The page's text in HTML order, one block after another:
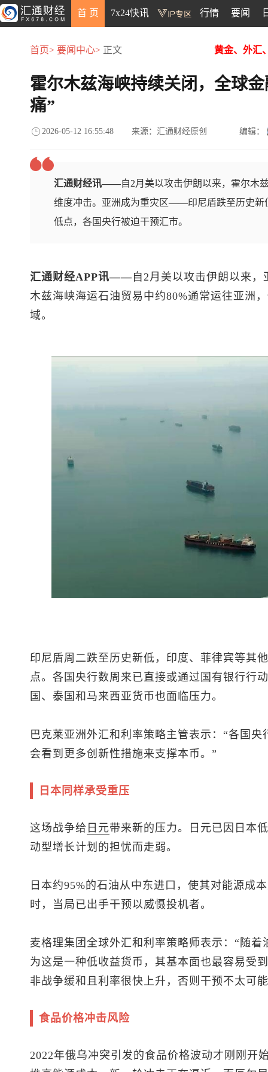
首 页 7x24快讯 行情 要闻
首页> 要闻中心> 正文 黄金、外汇
霍尔木兹海峡持续关闭，全球
痛”
2026-05-12 16:55:48 来源：汇通财经原创 编辑：
汇通财经讯——自2月美以攻击伊朗以来，霍尔木
维度冲击。亚洲成为重灾区——印尼盾跌至历史新
低点，各国央行被迫干预汇市。
汇通财经APP讯—— 自2月美以攻击伊朗以来，
木兹海峡海运石油贸易中约80%通常运往亚洲
域。
印尼盾周二跌至历史新低，印度、菲律宾等其
点。各国央行数周来已直接或通过国有银行行
国、泰国和马来西亚货币也面临压力。
巴克莱亚洲外汇和利率策略主管表示：“各国
会看到更多创新性措施来支撑本币。”
日本同样承受重压
这场战争给 日元带来新的压力。日元已因日本
动型增长计划的担忧而走弱。
日本约95%的石油从中东进口，使其对能源成
时，当局已出手干预以威慑投机者。
麦格理集团全球外汇和利率策略师表示：“随
为这是一种低收益货币，其基本面也最容易受
非战争缓和且利率很快上升，否则干预不太可
食品价格冲击风险
2022年俄乌冲突引发的食品价格波动才刚刚开